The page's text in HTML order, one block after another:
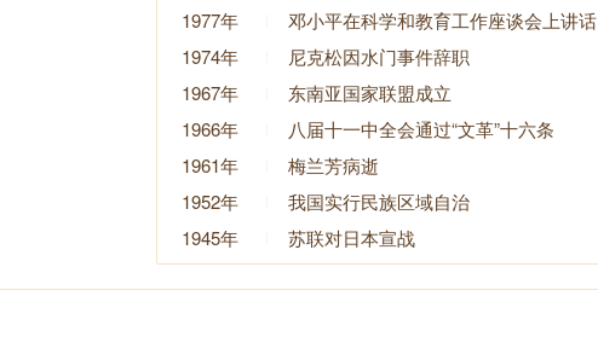
1977年
邓小平在科学和教育工作座谈会上讲话
1974年
尼克松因水门事件辞职
1967年
东南亚国家联盟成立
1966年
八届十一中全会通过“文革”十六条
1961年
梅兰芳病逝
1952年
我国实行民族区域自治
1945年
苏联对日本宣战